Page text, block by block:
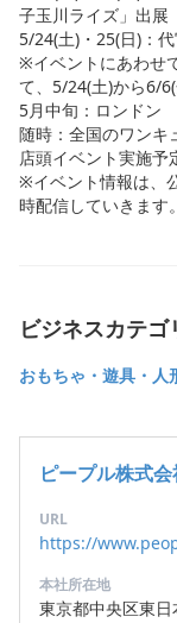
子玉川ライズ」出展
5/24(土)・25(日)：代
※イベントにあわせ
て、5/24(土)から6/
5月中旬：ロンド
随時：全国のワンキ
店頭イベント実施予
※イベント情報は、
時配信していきます。
ビジネスカテゴ
おもちゃ・遊具・人
ピープル株式
URL
https://
本社所在地
東京都中央区東